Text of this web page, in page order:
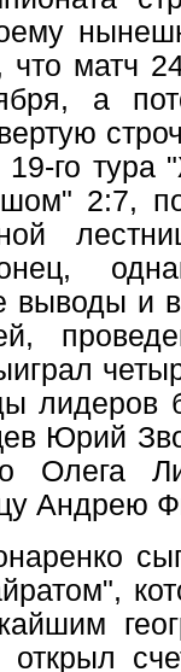
что матч
а
19-го
2:7,
выводы и
лидеров
Юрий
Олега
Андрею
открыл